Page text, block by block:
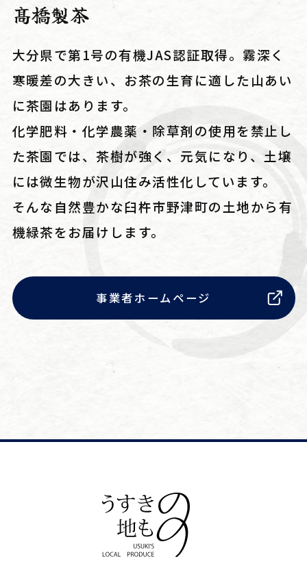
髙橋製茶
大分県で第1号の有機JAS認証取得。霧深く
寒暖差の大きい、お茶の生育に適した山あい
に茶園はあります。
化学肥料・化学農薬・除草剤の使用を禁止し
た茶園では、茶樹が強く、元気になり、土壌
には微生物が沢山住み活性化しています。
そんな自然豊かな臼杵市野津町の土地から有
機緑茶をお届けします。
事業者ホームページ